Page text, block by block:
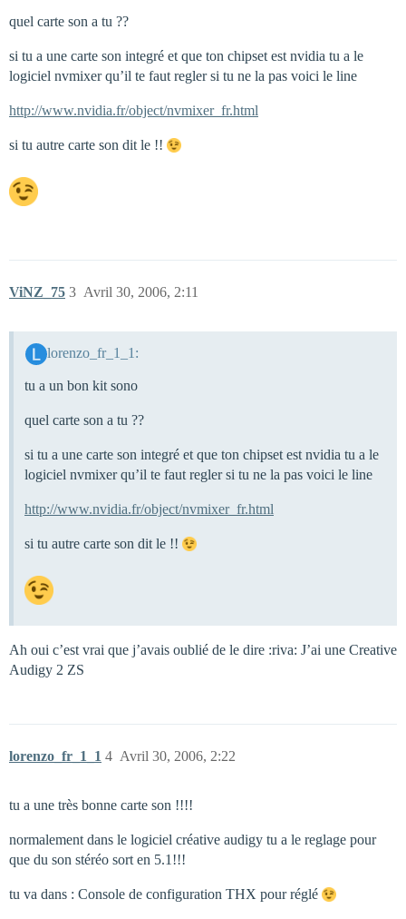
quel carte son a tu ??
si tu a une carte son integré et que ton chipset est nvidia tu a le
logiciel nvmixer qu’il te faut regler si tu ne la pas voici le line
http://www.nvidia.fr/object/nvmixer_fr.html
si tu autre carte son dit le !!
ViNZ_75 Avril 30, 2006, 2:11
3
lorenzo_fr_1_1:
tu a un bon kit sono
quel carte son a tu ??
si tu a une carte son integré et que ton chipset est nvidia tu a le
logiciel nvmixer qu’il te faut regler si tu ne la pas voici le line
http://www.nvidia.fr/object/nvmixer_fr.html
si tu autre carte son dit le !!
Ah oui c’est vrai que j’avais oublié de le dire :riva: J’ai une Creative
Audigy 2 ZS
lorenzo_fr_1_1 Avril 30, 2006, 2:22
4
tu a une très bonne carte son !!!!
normalement dans le logiciel créative audigy tu a le reglage pour
que du son stéréo sort en 5.1!!!
tu va dans : Console de configuration THX pour réglé